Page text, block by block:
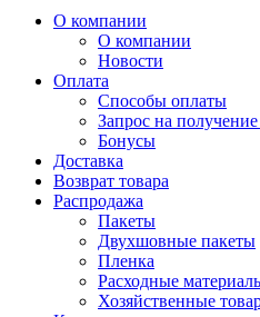
О компании
О компании
Новости
Оплата
Способы оплаты
Запрос на
Бонусы
Доставка
Возврат товара
Распродажа
Пакеты
Двухшовные пакеты
Пленка
Расходные
Хозяйственные